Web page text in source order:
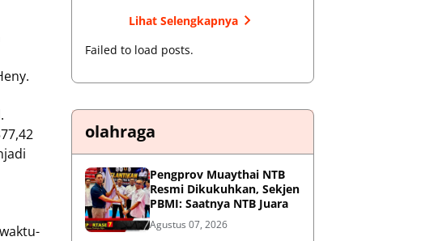
Lihat Selengkapnya
Failed to load posts.
olahraga
Pengprov Muaythai NTB
Resmi Dikukuhkan, Sekjen
PBMI: Saatnya NTB Juara
Agustus 07, 2026